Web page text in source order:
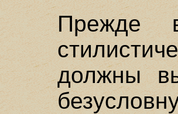
Прежде
должны